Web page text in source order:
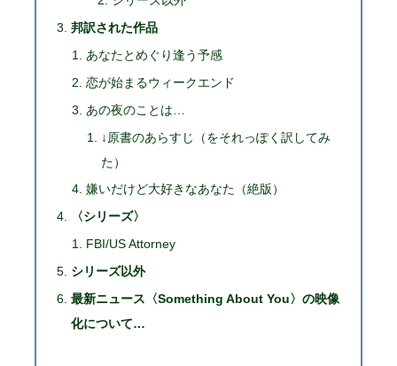
邦訳された作品
あなたとめぐり逢う予感
恋が始まるウィークエンド
あの夜のことは…
↓原書のあらすじ（をそれっぽく訳してみ
た）
嫌いだけど大好きなあなた（絶版）
〈シリーズ〉
FBI/US Attorney
シリーズ以外
最新ニュース〈Something About You〉の映像
化について…